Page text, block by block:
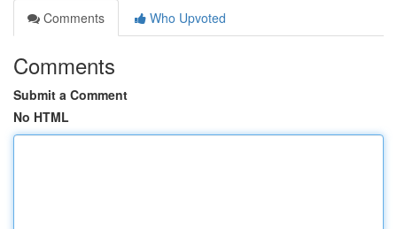
Comments
Who Upvoted
Comments
Submit a Comment
No HTML